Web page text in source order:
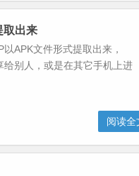
取出来
APK文件形式提取出来，
别人，或是在其它手机上进
阅读全